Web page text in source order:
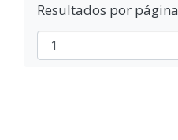
Resultados por página